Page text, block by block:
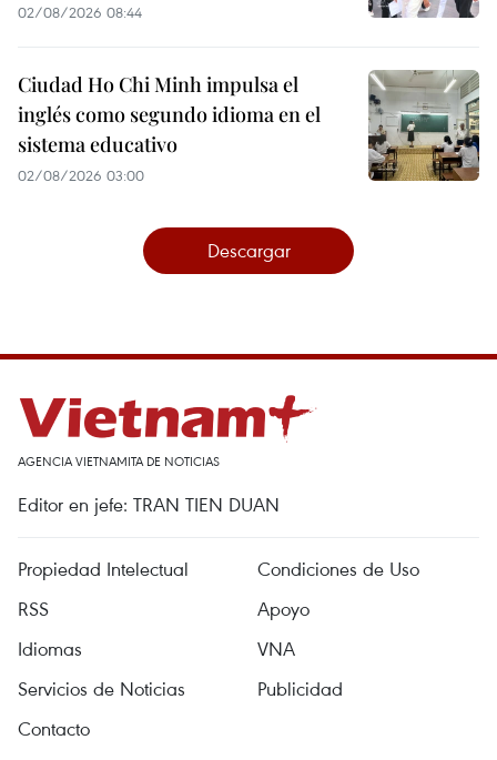
02/08/2026 08:44
Ciudad Ho Chi Minh impulsa el
inglés como segundo idioma en el
sistema educativo
02/08/2026 03:00
Descargar
AGENCIA VIETNAMITA DE NOTICIAS
Editor en jefe: TRAN TIEN DUAN
Propiedad Intelectual
Condiciones de Uso
RSS
Apoyo
Idiomas
VNA
Servicios de Noticias
Publicidad
Contacto